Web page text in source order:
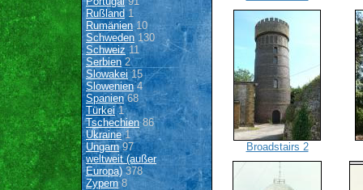
Rußland1
Rumänien10
Schweden 130
Schweiz 11
Serbien 2
Slowakei 15
Slowenien4
Spanien68
Türkei 1
Tschechien86
Ukraine1
Ungarn97
weltweit (außer
Europa)378
Zypern8
Broadstairs 2